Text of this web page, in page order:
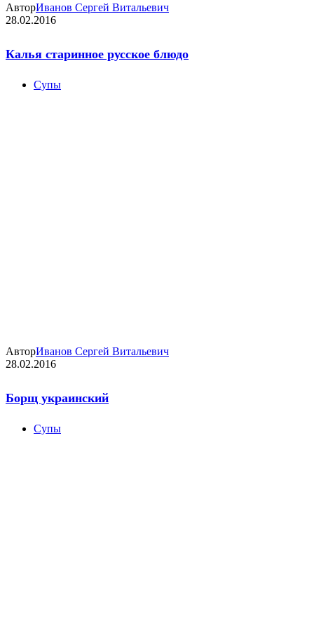
АвторИванов Сергей Витальевич
28.02.2016
Калья старинное русское блюдо
Супы
АвторИванов Сергей Витальевич
28.02.2016
Борщ украинский
Супы